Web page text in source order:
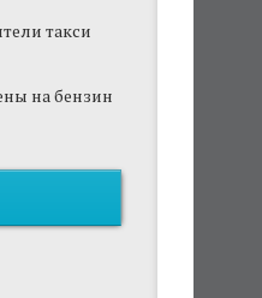
такси
на бензин